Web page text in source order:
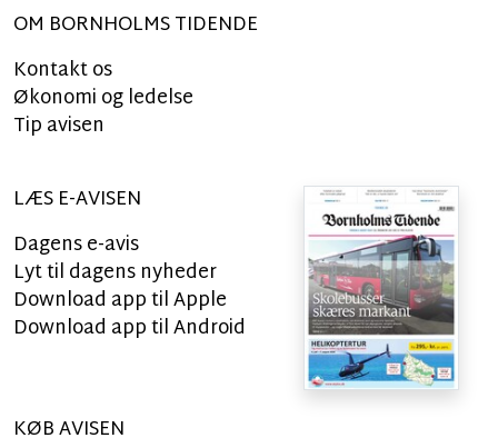
OM BORNHOLMS TIDENDE
Kontakt os
Økonomi og ledelse
Tip avisen
LÆS E-AVISEN
Dagens e-avis
Lyt til dagens nyheder
Download app til Apple
Download app til Android
KØB AVISEN